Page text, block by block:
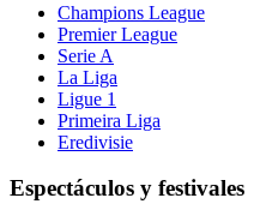
Champions League
Premier League
Serie A
La Liga
Ligue 1
Primeira Liga
Eredivisie
Espectáculos y festivales